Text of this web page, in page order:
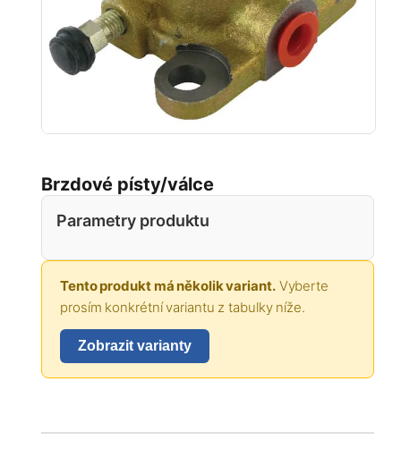
Brzdové písty/válce
Parametry produktu
Tento produkt má několik variant.Vyberte
prosím konkrétní variantu z tabulky níže.
Zobrazit varianty